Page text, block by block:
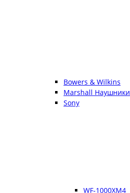
Bowers & Wilkins
Marshall Наушники
Sony
WF-1000XM4